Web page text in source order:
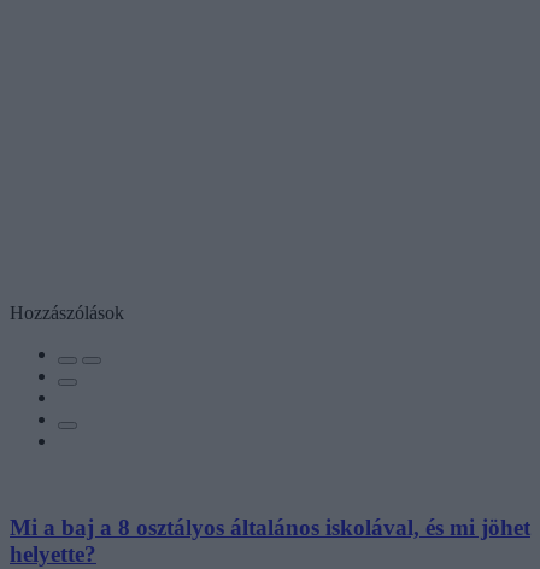
Hozzászólások
Mi a baj a 8 osztályos általános iskolával, és mi jöhet
helyette?